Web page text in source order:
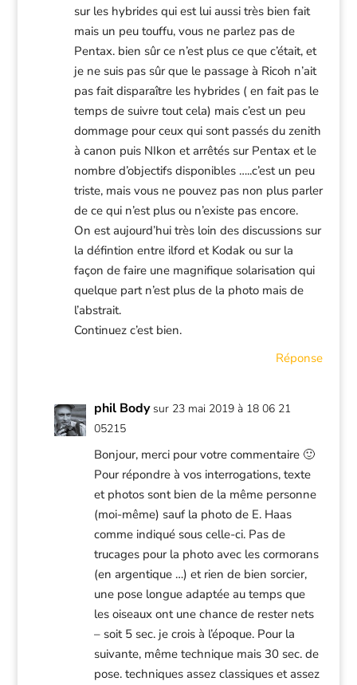
sur les hybrides qui est lui aussi très bien fait
mais un peu touffu, vous ne parlez pas de
Pentax. bien sûr ce n’est plus ce que c’était, et
je ne suis pas sûr que le passage à Ricoh n’ait
pas fait disparaître les hybrides ( en fait pas le
temps de suivre tout cela) mais c’est un peu
dommage pour ceux qui sont passés du zenith
à canon puis NIkon et arrêtés sur Pentax et le
nombre d’objectifs disponibles …..c’est un peu
triste, mais vous ne pouvez pas non plus parler
de ce qui n’est plus ou n’existe pas encore.
On est aujourd’hui très loin des discussions sur
la défintion entre ilford et Kodak ou sur la
façon de faire une magnifique solarisation qui
quelque part n’est plus de la photo mais de
l’abstrait.
Continuez c’est bien.
Réponse
phil Body sur 23 mai 2019 à 18 06 21
05215
Bonjour, merci pour votre commentaire 🙂
Pour répondre à vos interrogations, texte
et photos sont bien de la même personne
(moi-même) sauf la photo de E. Haas
comme indiqué sous celle-ci. Pas de
trucages pour la photo avec les cormorans
(en argentique …) et rien de bien sorcier,
une pose longue adaptée au temps que
les oiseaux ont une chance de rester nets
– soit 5 sec. je crois à l’époque. Pour la
suivante, même technique mais 30 sec. de
pose. techniques assez classiques et assez